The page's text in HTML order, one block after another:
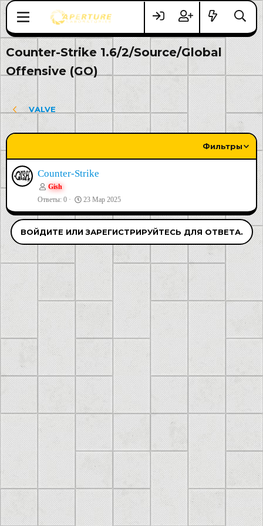
Counter-Strike 1.6/2/Source/Global
Offensive (GO)
VALVE
Фильтры
Counter-Strike
Gish
Ответы 0 23 Мар 2025
ВОЙДИТЕ ИЛИ ЗАРЕГИСТРИРУЙТЕСЬ ДЛЯ ОТВЕТА.